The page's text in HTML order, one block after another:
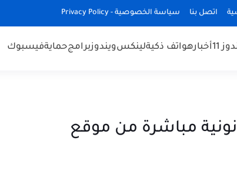
اتصل بنا سياسة الخصوصية - Privacy Policy
11 أخبارهواتف ذكيةلينكسويندوزبرامجحمايةفيسبوك
قانونية مباشرة من موقع